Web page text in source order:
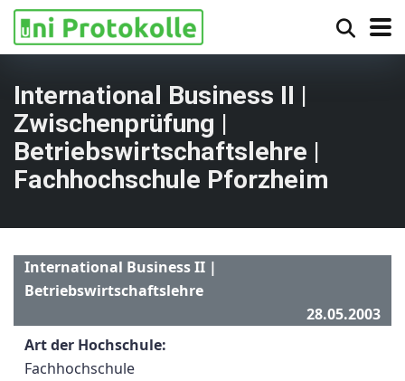
International Business II |
Zwischenprüfung |
Betriebswirtschaftslehre |
Fachhochschule Pforzheim
International Business II |
Betriebswirtschaftslehre
28.05.2003
Art der Hochschule:
Fachhochschule